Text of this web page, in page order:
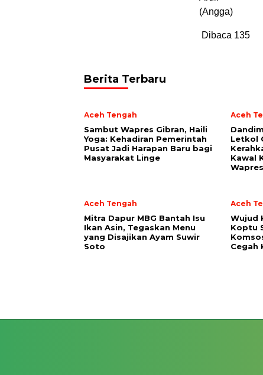
(Angga)
Dibaca 135
Berita Terbaru
Aceh Tengah
‎Sambut Wapres Gibran, Haili
Yoga: Kehadiran Pemerintah
Pusat Jadi Harapan Baru bagi
Masyarakat Linge
Aceh
Letkol
Kawal
Aceh Tengah
‎Mitra Dapur MBG Bantah Isu
Ikan Asin, Tegaskan Menu
yang Disajikan Ayam Suwir
Soto
Aceh
‎Wujud
Koptu
Cegah